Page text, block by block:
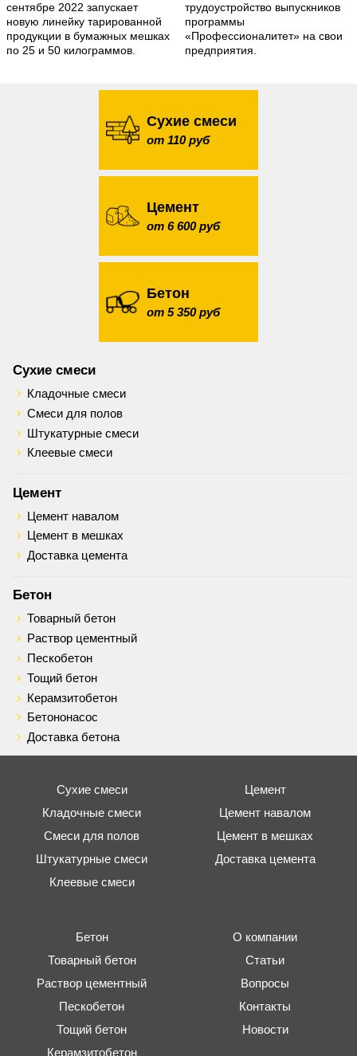
сентябре 2022 запускает
новую линейку тарированной
продукции в бумажных мешках
по 25 и 50 килограммов.
трудоустройство выпускников
программы
«Профессионалитет» на свои
предприятия.
Сухие смеси
от 110 руб
Цемент
от 6 600 руб
Бетон
от 5 350 руб
Сухие смеси
Кладочные смеси
Смеси для полов
Штукатурные смеси
Клеевые смеси
Цемент
Цемент навалом
Цемент в мешках
Доставка цемента
Бетон
Товарный бетон
Раствор цементный
Пескобетон
Тощий бетон
Керамзитобетон
Бетононасос
Доставка бетона
Сухие смеси
Кладочные смеси
Смеси для полов
Штукатурные смеси
Клеевые смеси
Цемент
Цемент навалом
Цемент в мешках
Доставка цемента
Бетон
Товарный бетон
Раствор цементный
Пескобетон
Тощий бетон
Керамзитобетон
О компании
Статьи
Вопросы
Контакты
Новости